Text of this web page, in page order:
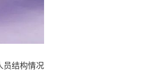
员结构情况